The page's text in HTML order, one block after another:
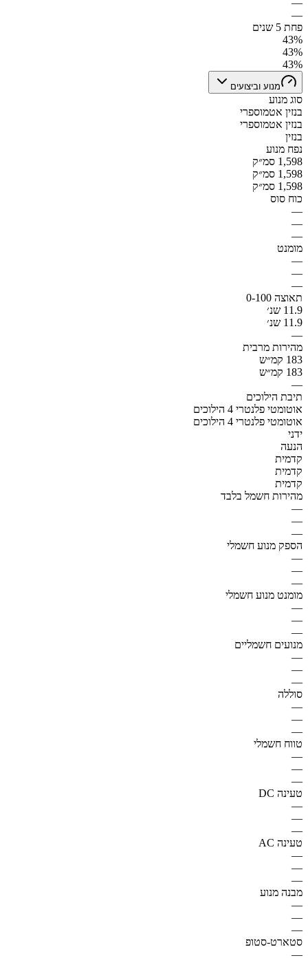
—
פחת 5 שנים
43%
43%
43%
מנוע וביצועים
סוג מנוע
בנזין אטמוספרי
בנזין אטמוספרי
בנזין
נפח מנוע
1,598 סמ״ק
1,598 סמ״ק
1,598 סמ״ק
כוח סוס
—
—
—
מומנט
—
—
—
תאוצה 0-100
11.9 שנ׳
11.9 שנ׳
—
מהירות מרבית
183 קמ״ש
183 קמ״ש
—
תיבת הילוכים
אוטומטי פלנטרי 4 הילוכים
אוטומטי פלנטרי 4 הילוכים
ידני
הנעה
קדמית
קדמית
קדמית
מהירות חשמל בלבד
—
—
—
הספק מנוע חשמלי
—
—
—
מומנט מנוע חשמלי
—
—
—
מנועים חשמליים
—
—
—
סוללה
—
—
—
טווח חשמלי
—
—
—
טעינה DC
—
—
—
טעינה AC
—
—
—
מבנה מנוע
—
—
—
סטארט-סטופ
—